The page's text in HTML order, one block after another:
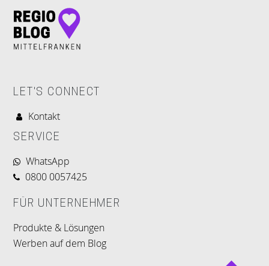
LET'S CONNECT
Kontakt
SERVICE
WhatsApp
0800 0057425
FÜR UNTERNEHMER
Produkte & Lösungen
Werben auf dem Blog